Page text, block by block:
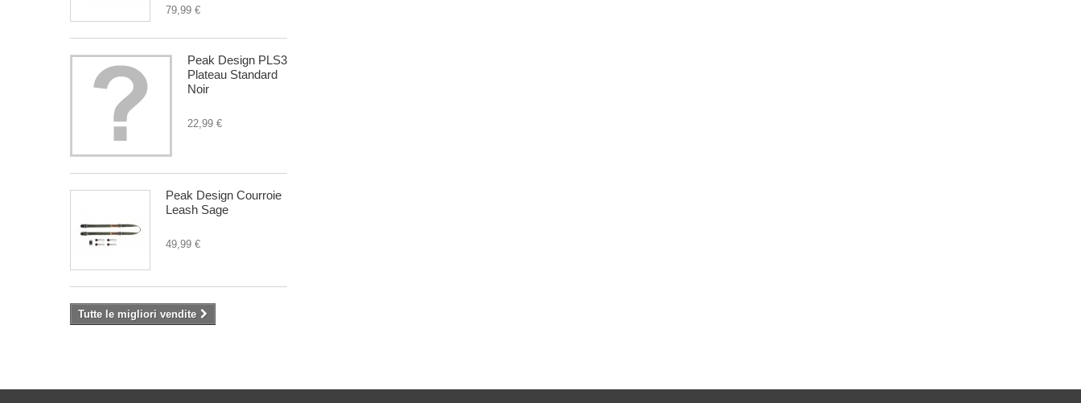
79,99 €
Peak Design PLS3
Plateau Standard
Noir
22,99 €
Peak Design Courroie
Leash Sage
49,99 €
Tutte le migliori vendite